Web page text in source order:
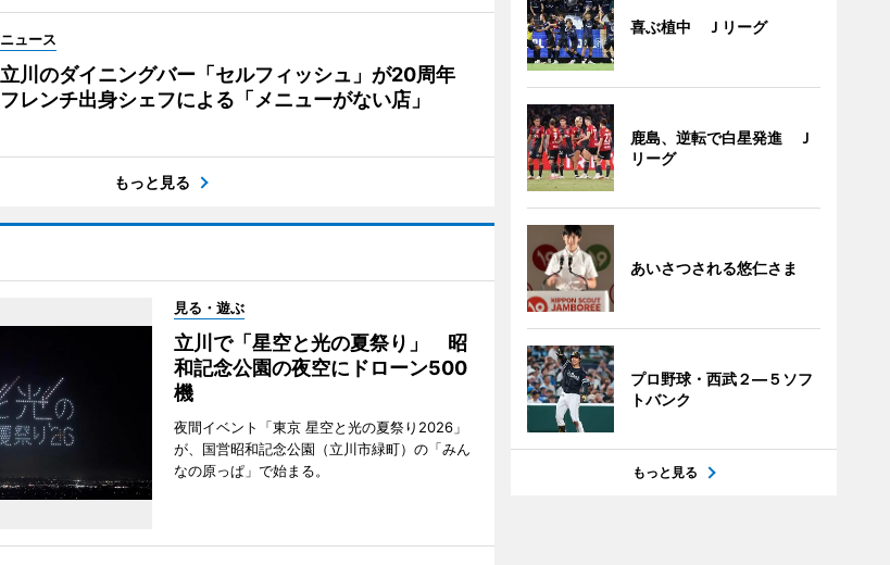
ニュース
立川のダイニングバー「セルフィッシュ」が20周年
フレンチ出身シェフによる「メニューがない店」
もっと見る
見る・遊ぶ
立川で「星空と光の夏祭り」 昭
和記念公園の夜空にドローン500
機
夜間イベント「東京 星空と光の夏祭り2026」
が、国営昭和記念公園（立川市緑町）の「みん
なの原っぱ」で始まる。
喜ぶ植中 Ｊリーグ
鹿島、逆転で白星発進 Ｊ
リーグ
あいさつされる悠仁さま
プロ野球・西武２―５ソフ
トバンク
もっと見る